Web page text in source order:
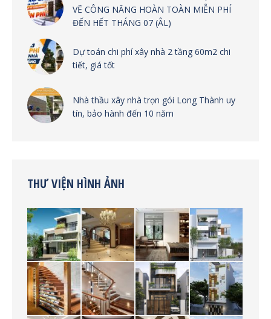
VẼ CÔNG NĂNG HOÀN TOÀN MIỄN PHÍ
ĐẾN HẾT THÁNG 07 (ÂL)
Dự toán chi phí xây nhà 2 tầng 60m2 chi
tiết, giá tốt
Nhà thầu xây nhà trọn gói Long Thành uy
tín, bảo hành đến 10 năm
THƯ VIỆN HÌNH ẢNH